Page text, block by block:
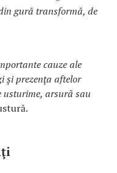
gură transformă, de
cauze ale
şi prezenţa aftelor
usturime, arsură sau